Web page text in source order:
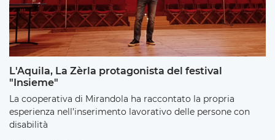
L'Aquila, La Zèrla protagonista del festival
"Insieme"
La cooperativa di Mirandola ha raccontato la propria
esperienza nell’inserimento lavorativo delle persone con
disabilità